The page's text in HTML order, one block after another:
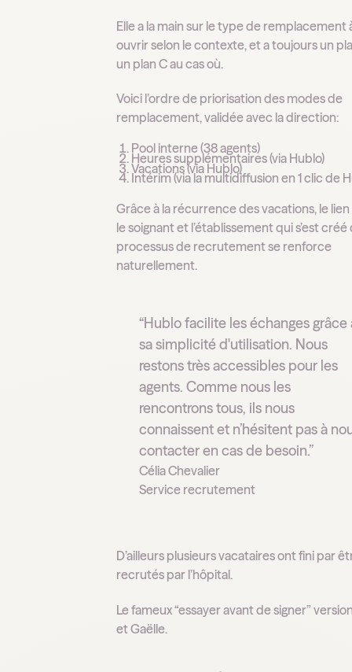
Elle a la main sur le type de remplacement
ouvrir selon le contexte, et a toujours un
un plan C au cas où.
Voici l’ordre de priorisation des modes de
remplacement, validée avec la direction:
Pool interne (38 agents)
Heures supplémentaires (via Hublo)
Vacations (via Hublo)
Intérim (via la multidiffusion en 1 clic de
Grâce à la récurrence des vacations, le
le soignant et l’établissement qui s’est créé
processus de recrutement se renforce
naturellement.
“Hublo facilite les échanges grâce
sa simplicité d'utilisation. Nous
restons très accessibles pour les
agents. Comme nous les
rencontrons tous, ils nous
connaissent et n’hésitent pas à
contacter en cas de besoin.”
Célia Chevalier
Service recrutement
D’ailleurs plusieurs vacataires ont fini par
recrutés par l’hôpital.
Le fameux “essayer avant de signer”
et Gaëlle.